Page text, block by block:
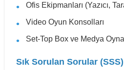
Ofis Ekipmanları (Yazıcı,
Video Oyun Konsolları
Set-Top Box ve Medya
Sık Sorulan Sorular (SSS)